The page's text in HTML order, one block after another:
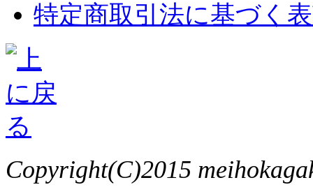
特定商取引法に基づく
Copyright(C)2015